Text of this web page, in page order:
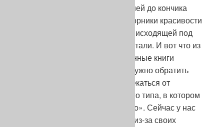
спадающая линия верха» от ушей до кончика
хвоста, которую неуемные поборники красивости
старались привести к прямой, нисходящей под
углом чуть ли не в 40° к горизонтали. И вот что из
этого вышло: «Ведущий племенные книги
Кремхельмер подчеркивает: «Нужно обратить
внимание на то, чтобы не отвлекаться от
нормально сложенного рабочего типа, в котором
нет ничего ни «много», ни «мало». Сейчас у нас
есть целый ряд собак, которые из-за своих